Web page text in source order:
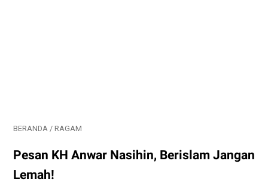
BERANDA / RAGAM
Pesan KH Anwar Nasihin, Berislam Jangan
Lemah!